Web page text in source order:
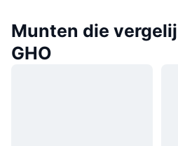
Munten die
GHO